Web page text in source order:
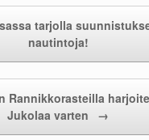
tarjolla
nautintoja!
Rannikkorasteilla
Jukolaa varten
→